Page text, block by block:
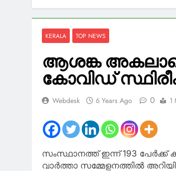
KERALA TOP NEWS
ആശങ്ക
കോവിഡ്
Webdesk 6 Years Ago 0 1
സംസ്ഥാനത്ത് ഇന്ന് 193 പേര്‍ക്ക്
വാര്‍ത്താ സമ്മേളനത്തില്‍